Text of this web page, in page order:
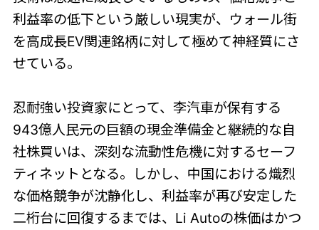
利益率の低下という厳しい現実が、ウォール街
を高成長EV関連銘柄に対して極めて神経質にさ
せている。
忍耐強い投資家にとって、李汽車が保有する
943億人民元の巨額の現金準備金と継続的な自
社株買いは、深刻な流動性危機に対するセーフ
ティネットとなる。しかし、中国における熾烈
な価格競争が沈静化し、利益率が再び安定した
二桁台に回復するまでは、Li Autoの株価はかつ